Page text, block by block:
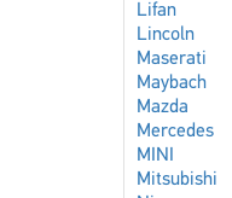
Lifan
Lincoln
Maserati
Maybach
Mazda
Mercedes
MINI
Mitsubishi